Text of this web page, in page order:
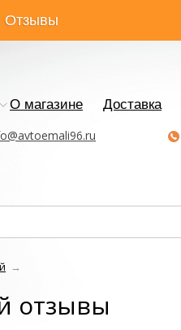
Отзывы
О магазине Доставка
→
отзывы